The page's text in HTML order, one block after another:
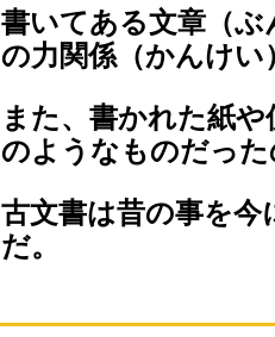
書いてある文章（ぶ
の力関係（かんけい
また、書かれた紙
のようなものだった
古文書は昔の事を
だ。